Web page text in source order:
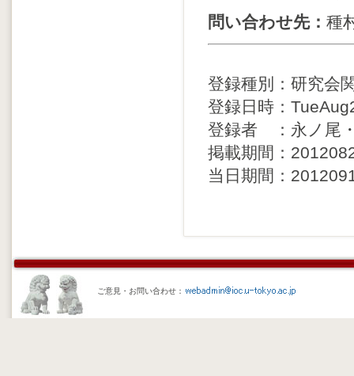
問い合わせ先： 種
登録種別：研究会
登録日時：
登録者 ：永ノ尾
掲載期間：
当日期間：
ご意見・お問い合わせ：